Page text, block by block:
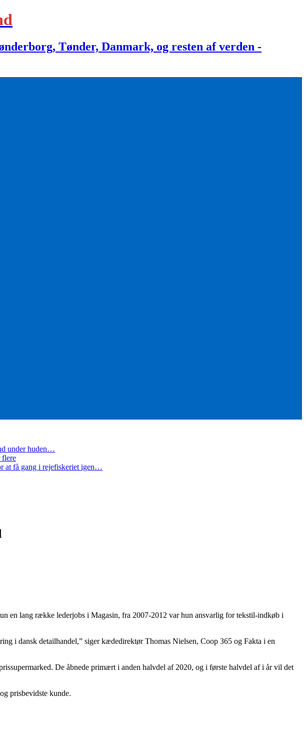
Tønder, Danmark, og resten af verden -
under huden…
flere
at få gang i rejefiskeriet igen…
en lang række lederjobs i Magasin, fra 2007-2012 var hun ansvarlig for tekstil-indkøb i
i dansk detailhandel,” siger kædedirektør Thomas Nielsen, Coop 365 og Fakta i en
De åbnede primært i anden halvdel af 2020, og i første halvdel af i år vil det
prisbevidste kunde.